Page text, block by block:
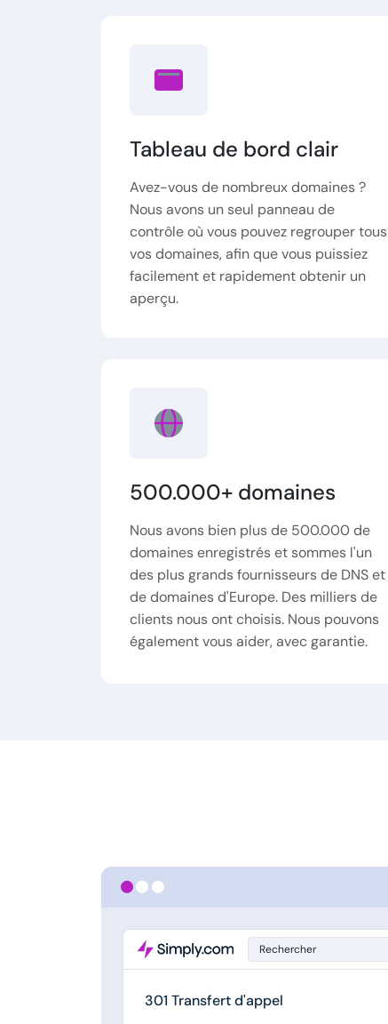
Tableau de bord clair
Avez-vous de nombreux domaines ?
Nous avons un seul panneau de
contrôle où vous pouvez regrouper tous
vos domaines, afin que vous puissiez
facilement et rapidement obtenir un
aperçu.
500.000+ domaines
Nous avons bien plus de 500.000 de
domaines enregistrés et sommes l'un
des plus grands fournisseurs de DNS et
de domaines d'Europe. Des milliers de
clients nous ont choisis. Nous pouvons
également vous aider, avec garantie.
Rechercher
301 Transfert d'appel